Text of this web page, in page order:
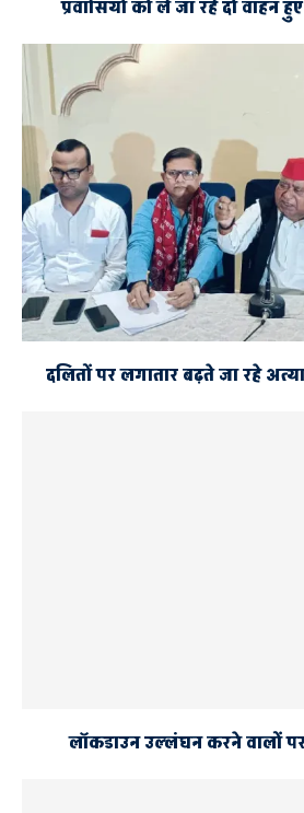
प्रवासियों को ले जा रहे दो वाहन
दलितों पर लगातार बढ़ते जा रहे
लॉकडाउन उल्लंघन करने वालों